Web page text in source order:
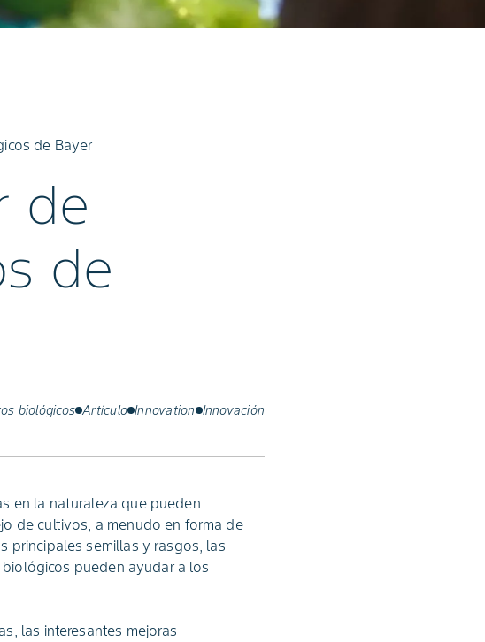
de Bayer
de
de
biológicos Artículo Innovation Innovación
en la naturaleza que pueden
de cultivos, a menudo en forma de
principales semillas y rasgos, las
pueden ayudar a los
las interesantes mejoras